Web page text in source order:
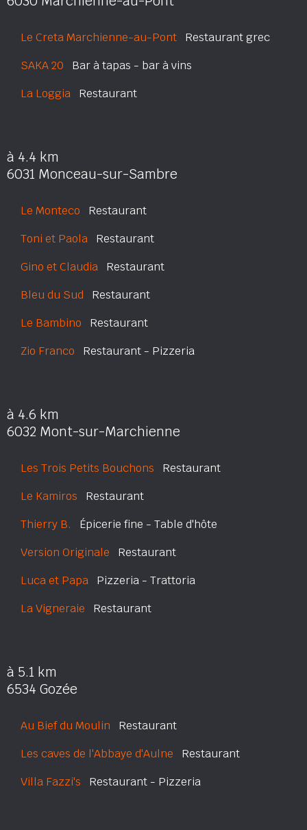
Le Creta Marchienne-au-Pont Restaurant grec
SAKA 20 Bar à tapas - bar à vins
La Loggia Restaurant
à 4.4 km
6031 Monceau-sur-Sambre
Le Monteco Restaurant
Toni et Paola Restaurant
Gino et Claudia Restaurant
Bleu du Sud Restaurant
Le Bambino Restaurant
Zio Franco Restaurant - Pizzeria
à 4.6 km
6032 Mont-sur-Marchienne
Les Trois Petits Bouchons Restaurant
Le Kamiros Restaurant
Thierry B. Épicerie fine - Table d'hôte
Version Originale Restaurant
Luca et Papa Pizzeria - Trattoria
La Vigneraie Restaurant
à 5.1 km
6534 Gozée
Au Bief du Moulin Restaurant
Les caves de l'Abbaye d'Aulne Restaurant
Villa Fazzi's Restaurant - Pizzeria